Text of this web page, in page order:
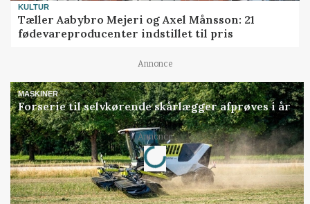
KULTUR
Tæller Aabybro Mejeri og Axel Månsson: 21
fødevareproducenter indstillet til pris
Annonce
MASKINER
Forserie til selvkørende skårlægger afprøves i år
Annonce
Loading...